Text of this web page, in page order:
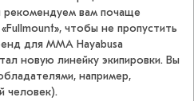
вам почаще
чтобы не пропустить
для ММА Hayabusa
новую линейку экипировки. Вы
например,
человек).